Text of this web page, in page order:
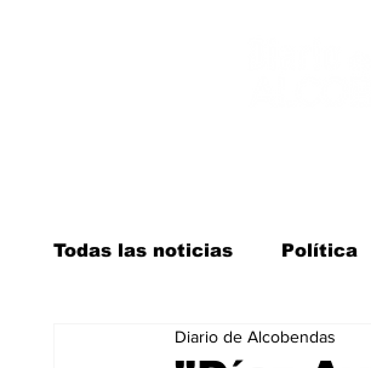
Todas las noticias Política
Salud y bienestar
Diario de Alcobendas